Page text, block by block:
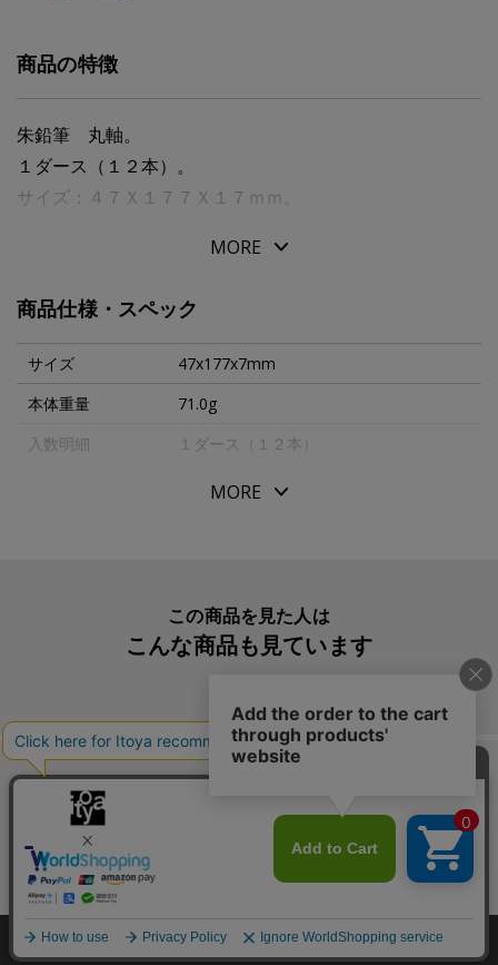
商品の特徴
朱鉛筆 丸軸。
１ダース（１２本）。
サイズ：４７Ｘ１７７Ｘ１７ｍｍ。
MORE
商品仕様・スペック
サイズ
47x177x7mm
本体重量
71.0g
入数明細
１ダース（１２本）
K2351MORE
この商品を見た人は
こんな商品も見ています
こんな商品も買っています
Copyright©伊東屋 All Rights Reserved.